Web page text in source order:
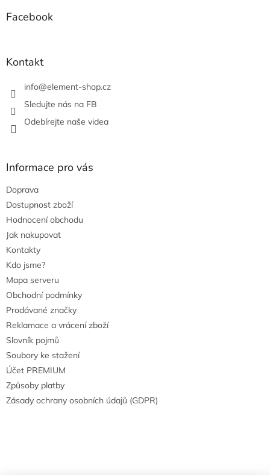
Facebook
Kontakt
info@element-shop.cz
Sledujte nás na FB
Odebírejte naše videa
Informace pro vás
Doprava
Dostupnost zboží
Hodnocení obchodu
Jak nakupovat
Kontakty
Kdo jsme?
Mapa serveru
Obchodní podmínky
Prodávané značky
Reklamace a vrácení zboží
Slovník pojmů
Soubory ke stažení
Účet PREMIUM
Způsoby platby
Zásady ochrany osobních údajů (GDPR)